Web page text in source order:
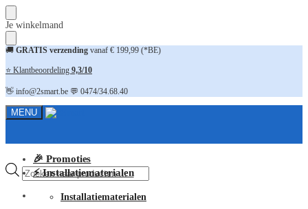
Skip
to
navigation
Skip
to
content
Je winkelmand
🚚 GRATIS verzending vanaf € 199,99 (*BE)
⭐ Klantbeoordeling 9,3/10
👋 info@2smart.be 💬 0474/34.68.40
MENU
Producten
zoeken
FAQ
🎉 Promoties
⚡ Installatiematerialen
Installatiematerialen